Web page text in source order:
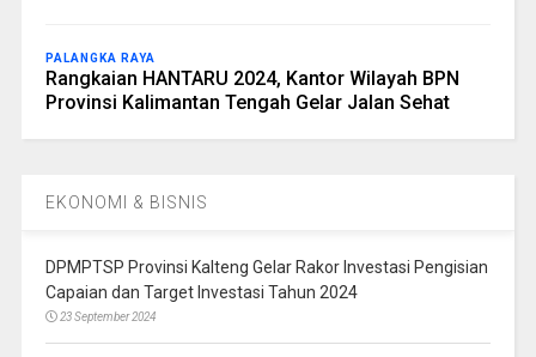
PALANGKA RAYA
Rangkaian HANTARU 2024, Kantor Wilayah BPN
Provinsi Kalimantan Tengah Gelar Jalan Sehat
EKONOMI & BISNIS
DPMPTSP Provinsi Kalteng Gelar Rakor Investasi Pengisian
Capaian dan Target Investasi Tahun 2024
23 September 2024